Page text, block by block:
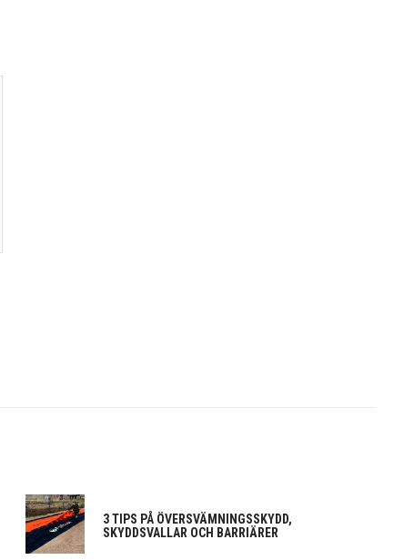
3 TIPS PÅ ÖVERSVÄMNINGSSKYDD,
SKYDDSVALLAR OCH BARRIÄRER